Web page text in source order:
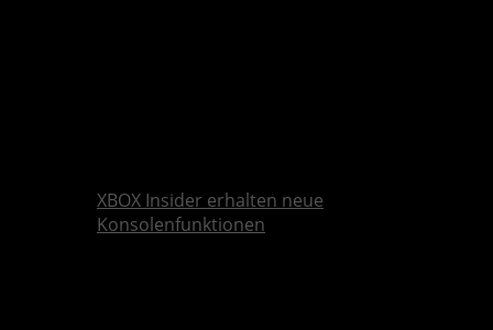
XBOX Insider erhalten neue
Konsolenfunktionen